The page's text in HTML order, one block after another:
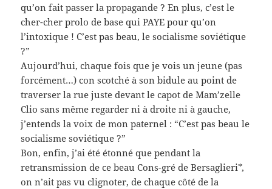
qu’on fait passer la propagande ? En plus, c’est le
cher-cher prolo de base qui PAYE pour qu’on
l’intoxique ! C’est pas beau, le socialisme soviétique
?”
Aujourd’hui, chaque fois que je vois un jeune (pas
forcément…) con scotché à son bidule au point de
traverser la rue juste devant le capot de Mam’zelle
Clio sans même regarder ni à droite ni à gauche,
j’entends la voix de mon paternel : “C’est pas beau le
socialisme soviétique ?”
Bon, enfin, j’ai été étonné que pendant la
retransmission de ce beau Cons-gré de Bersaglieri*,
on n’ait pas vu clignoter, de chaque côté de la